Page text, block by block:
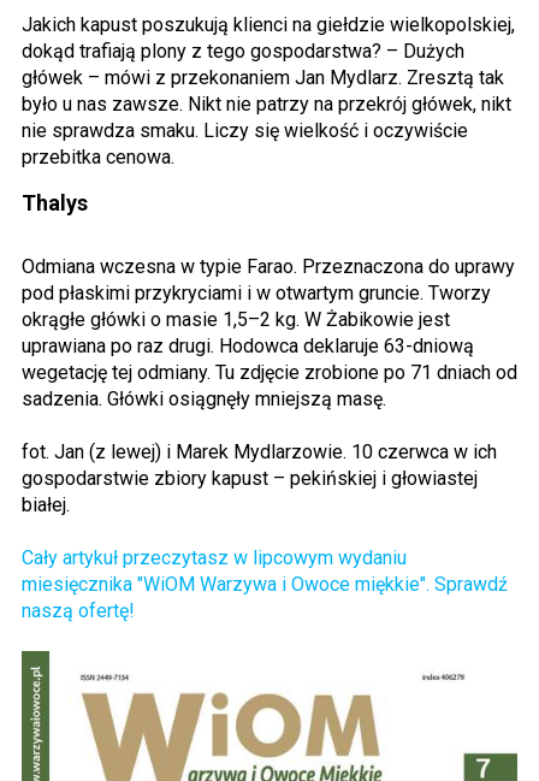
Jakich kapust poszukują klienci na giełdzie wielkopolskiej,
dokąd trafiają plony z tego gospodarstwa? – Dużych
główek – mówi z przekonaniem Jan Mydlarz. Zresztą tak
było u nas zawsze. Nikt nie patrzy na przekrój główek, nikt
nie sprawdza smaku. Liczy się wielkość i oczywiście
przebitka cenowa.
Thalys
Odmiana wczesna w typie Farao. Przeznaczona do uprawy
pod płaskimi przykryciami i w otwartym gruncie. Tworzy
okrągłe główki o masie 1,5–2 kg. W Żabikowie jest
uprawiana po raz drugi. Hodowca deklaruje 63-dniową
wegetację tej odmiany. Tu zdjęcie zrobione po 71 dniach od
sadzenia. Główki osiągnęły mniejszą masę.
fot. Jan (z lewej) i Marek Mydlarzowie. 10 czerwca w ich
gospodarstwie zbiory kapust – pekińskiej i głowiastej
białej.
Cały artykuł przeczytasz w lipcowym wydaniu
miesięcznika "WiOM Warzywa i Owoce miękkie". Sprawdź
naszą ofertę!